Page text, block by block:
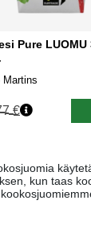
Pure LUOMU
Martins
hinta
€
kun taas